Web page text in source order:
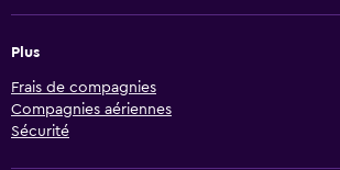
Plus
Frais de compagnies
Compagnies aériennes
Sécurité